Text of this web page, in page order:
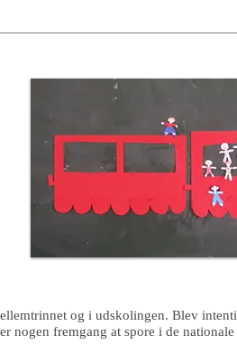
og i udskolingen. Blev
nogen fremgang at spore i de